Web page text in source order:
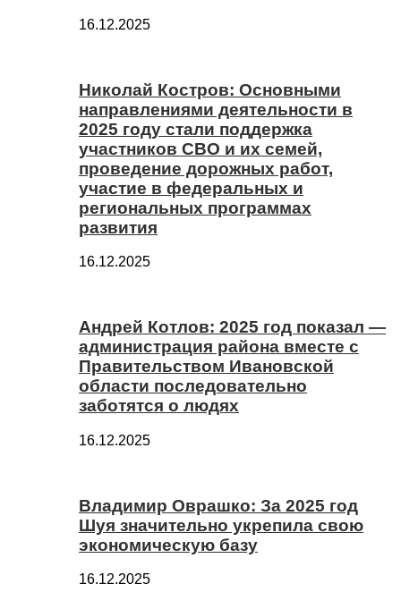
16.12.2025
Николай Костров: Основными
направлениями деятельности в
2025 году стали поддержка
участников СВО и их семей,
проведение дорожных работ,
участие в федеральных и
региональных программах
развития
16.12.2025
Андрей Котлов: 2025 год показал —
администрация района вместе с
Правительством Ивановской
области последовательно
заботятся о людях
16.12.2025
Владимир Оврашко: За 2025 год
Шуя значительно укрепила свою
экономическую базу
16.12.2025